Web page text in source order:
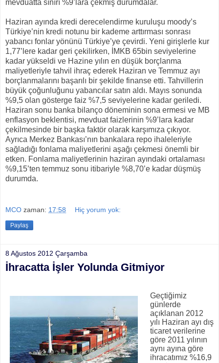
mevduatta sınırı %9’lara çekmiş durumdalar.
Haziran ayında kredi derecelendirme kuruluşu moody’s
Türkiye’nin kredi notunu bir kademe arttırması sonrası
yabancı fonlar yönünü Türkiye’ye çevirdi. Yeni girişlerle kur
1,77’lere kadar geri çekilirken, İMKB 65bin seviyelerine
kadar yükseldi ve Hazine yılın en düşük borçlanma
maliyetleriyle tahvil ihraç ederek Haziran ve Temmuz ayı
borçlanmalarını başarılı bir şekilde finanse etti. Tahvillerin
büyük çoğunluğunu yabancılar satın aldı. Mayıs sonunda
%9,5 olan gösterge faiz %7,5 seviyelerine kadar geriledi.
Haziran sonu banka bilanço döneminin sona ermesi ve MB
enflasyon beklentisi, mevduat faizlerinin %9’lara kadar
çekilmesinde bir başka faktör olarak karşımıza çıkıyor.
Ayrıca Merkez Bankası’nın bankalara repo ihaleleriyle
sağladığı fonlama maliyetlerini aşağı çekmesi önemli bir
etken. Fonlama maliyetlerinin haziran ayındaki ortalaması
%9,15’ten temmuz sonu itibariyle %8,70’e kadar düşmüş
durumda.
MCO zaman: 17:58 Hiç yorum yok:
Paylaş
8 Ağustos 2012 Çarşamba
İhracatta İşler Yolunda Gitmiyor
Geçtiğimiz
günlerde
açıklanan 2012
yılı Haziran ayı dış
ticaret verilerine
göre 2011 yılının
aynı ayına göre
ihracatımız %16,9